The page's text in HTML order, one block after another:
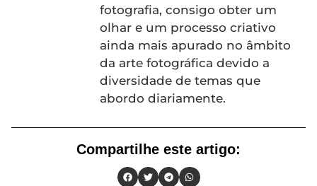
fotografia, consigo obter um
olhar e um processo criativo
ainda mais apurado no âmbito
da arte fotográfica devido a
diversidade de temas que
abordo diariamente.
Compartilhe este artigo: